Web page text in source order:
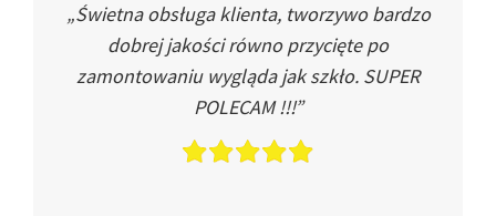
„Świetna obsługa klienta, tworzywo bardzo
dobrej jakości równo przycięte po
zamontowaniu wygląda jak szkło. SUPER
POLECAM !!!”